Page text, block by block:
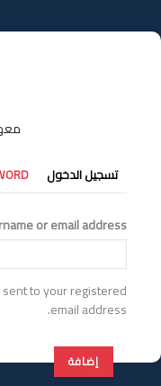
إلى
المحتوى
التبويبات
الأساسية
تسجيل الدخول
or email address
to your registered
email address.